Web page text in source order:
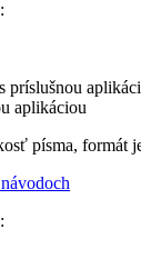
príslušnou
aplikáciou
písma, formát